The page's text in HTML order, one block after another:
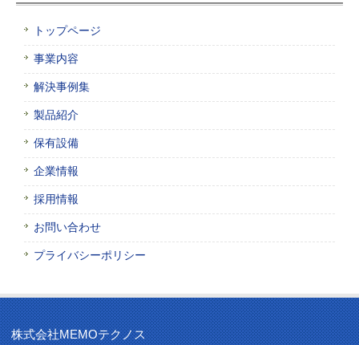
トップページ
事業内容
解決事例集
製品紹介
保有設備
企業情報
採用情報
お問い合わせ
プライバシーポリシー
株式会社MEMOテクノス